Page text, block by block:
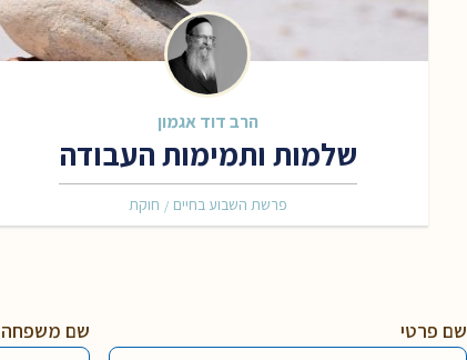
הרב דוד אגמון
שלמות ותמימות העבודה
פרשת השבוע בחיים / חוקת
שם פרטי שם משפחה